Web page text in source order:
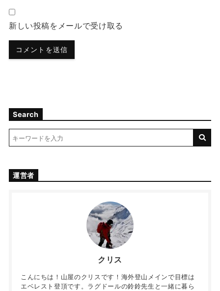
新しい投稿をメールで受け取る
Search
運営者
クリス
こんにちは！山屋のクリスです！海外登山メインで目標は
エベレスト登頂です。ラグドールの鈴鈴先生と一緒に暮ら